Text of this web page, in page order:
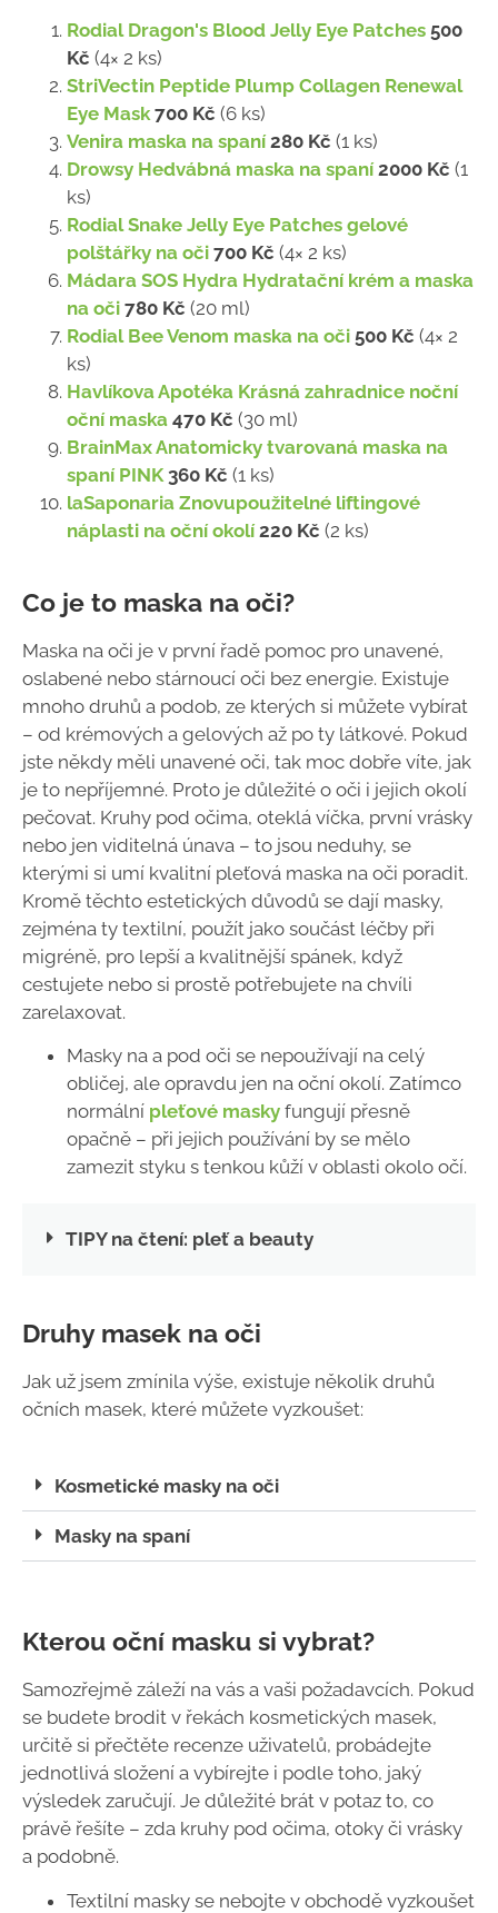
Rodial Dragon's Blood Jelly Eye Patches 500
Kč (4× 2 ks)
StriVectin Peptide Plump Collagen Renewal
Eye Mask 700 Kč (6 ks)
Venira maska na spaní 280 Kč (1 ks)
Drowsy Hedvábná maska na spaní 2000 Kč (1
ks)
Rodial Snake Jelly Eye Patches gelové
polštářky na oči 700 Kč (4× 2 ks)
Mádara SOS Hydra Hydratační krém a maska
na oči 780 Kč (20 ml)
Rodial Bee Venom maska na oči 500 Kč (4× 2
ks)
Havlíkova Apotéka Krásná zahradnice noční
oční maska 470 Kč (30 ml)
BrainMax Anatomicky tvarovaná maska na
spaní PINK 360 Kč (1 ks)
laSaponaria Znovupoužitelné liftingové
náplasti na oční okolí 220 Kč (2 ks)
Co je to maska na oči?
Maska na oči je v první řadě pomoc pro unavené,
oslabené nebo stárnoucí oči bez energie. Existuje
mnoho druhů a podob, ze kterých si můžete vybírat
– od krémových a gelových až po ty látkové. Pokud
jste někdy měli unavené oči, tak moc dobře víte, jak
je to nepříjemné. Proto je důležité o oči i jejich okolí
pečovat. Kruhy pod očima, oteklá víčka, první vrásky
nebo jen viditelná únava – to jsou neduhy, se
kterými si umí kvalitní pleťová maska na oči poradit.
Kromě těchto estetických důvodů se dají masky,
zejména ty textilní, použít jako součást léčby při
migréně, pro lepší a kvalitnější spánek, když
cestujete nebo si prostě potřebujete na chvíli
zarelaxovat.
Masky na a pod oči se nepoužívají na celý
obličej, ale opravdu jen na oční okolí. Zatímco
normální pleťové masky fungují přesně
opačně – při jejich používání by se mělo
zamezit styku s tenkou kůží v oblasti okolo očí.
TIPY na čtení: pleť a beauty
Druhy masek na oči
Jak už jsem zmínila výše, existuje několik druhů
očních masek, které můžete vyzkoušet:
Kosmetické masky na oči
Masky na spaní
Kterou oční masku si vybrat?
Samozřejmě záleží na vás a vaši požadavcích. Pokud
se budete brodit v řekách kosmetických masek,
určitě si přečtěte recenze uživatelů, probádejte
jednotlivá složení a vybírejte i podle toho, jaký
výsledek zaručují. Je důležité brát v potaz to, co
právě řešíte – zda kruhy pod očima, otoky či vrásky
a podobně.
Textilní masky se nebojte v obchodě vyzkoušet